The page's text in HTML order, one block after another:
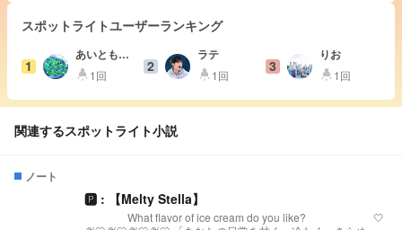
スポットライトユーザーランキング
1
あいとも💎
🌈△❄️
highlight 1回 2
ラテ
highlight 1回 3
りお
highlight 1回
関連するスポットライト小説
ノート
🅿︎ : 【Melty Stella】
What flavor of ice cream do you like? 🤍